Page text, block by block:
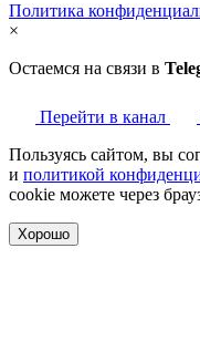
Политика
×
Остаемся на связи в
Перейти в канал
Пользуясь сайтом, вы
и политикой
cookie можете через
Хорошо